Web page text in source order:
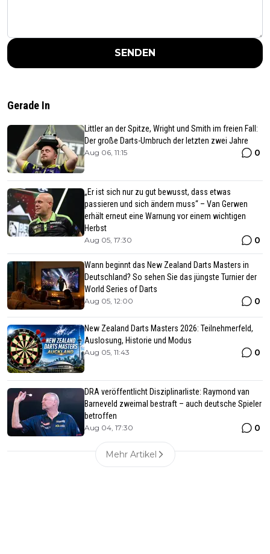
SENDEN
Gerade In
Littler an der Spitze, Wright und Smith im freien Fall:
Der große Darts-Umbruch der letzten zwei Jahre
Aug 06, 11:15 0
„Er ist sich nur zu gut bewusst, dass etwas
passieren und sich ändern muss“ – Van Gerwen
erhält erneut eine Warnung vor einem wichtigen
Herbst
Aug 05, 17:30 0
Wann beginnt das New Zealand Darts Masters in
Deutschland? So sehen Sie das jüngste Turnier der
World Series of Darts
Aug 05, 12:00 0
New Zealand Darts Masters 2026: Teilnehmerfeld,
Auslosung, Historie und Modus
Aug 05, 11:43 0
DRA veröffentlicht Disziplinarliste: Raymond van
Barneveld zweimal bestraft – auch deutsche Spieler
betroffen
Aug 04, 17:30 0
Mehr Artikel